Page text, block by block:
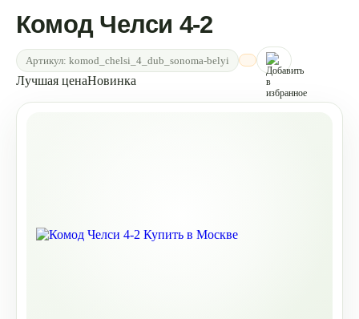
Комод Челси 4-2
Артикул: komod_chelsi_4_dub_sonoma-belyi
Лучшая ценаНовинка